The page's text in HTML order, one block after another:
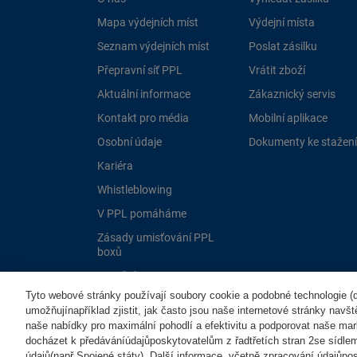
Mapa výdejních míst
Seznam výdejních míst
Přepravní síť PPL
Aktuální informace
Kontakt pro média
Osobní údaje
Kariéra
Whistleblowing
V PPL pomáháme
Zásady umisťování PPL
boxů
Dotační programy EU
Výdejní místa
Poslat zásilku
Vrátit zboží
Zákaznický servis
Mobilní aplikace
Dokumenty ke stažení
Tyto webové stránky používají soubory cookie a podobné technologie
umožňujínapříklad zjistit, jak často jsou naše internetové stránky
naše nabídky pro maximální pohodlí a efektivitu a podporovat naše
docházet k předáváníúdajůposkytovatelům z řadtřetích stran 2se